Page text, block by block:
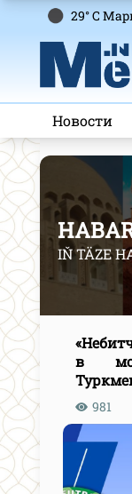
29° C
Новости
IŇ TÄZE
в
981